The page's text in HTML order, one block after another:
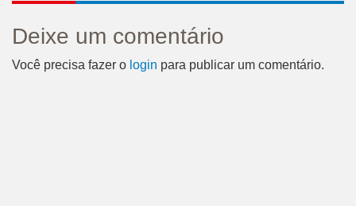
Deixe um comentário
Você precisa fazer o login para publicar um comentário.